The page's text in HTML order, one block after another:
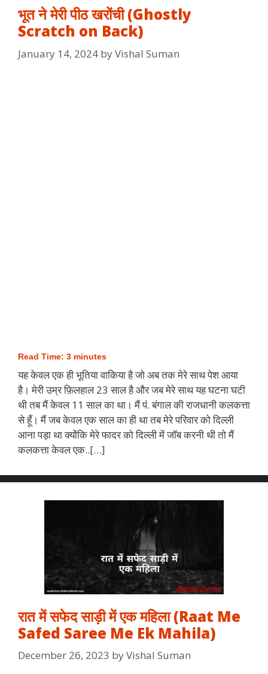
भूत ने मेरी पीठ खरोंची (Ghostly
Scratch on Back)
January 14, 2024 byVishal Suman
Read Time: 3 minutes
यह केवल एक ही भूतिया वाकिया है जो अब तक मेरे साथ पेश आया
है। मेरी उम्र फ़िलहाल 23 साल है और जब मेरे साथ यह घटना घटी
थी तब मैं केवल 11 साल का था। मैं पं. बंगाल की राजधानी कलकत्ता
से हूँ। मैं जब केवल एक साल का ही था तब मेरे परिवार को दिल्ली
आना पड़ा था क्योंकि मेरे फादर को दिल्ली में जॉब करनी थी तो मैं
कलकत्ता केवल एक..[…]
रात में सफेद साड़ी में एक महिला (Raat Me
Safed Saree Me Ek Mahila)
December 26, 2023 byVishal Suman